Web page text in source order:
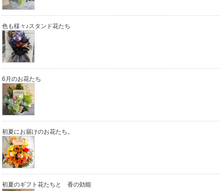
色も様々♪スタンド花たち
6月のお花たち
初夏にお届けのお花たち。
初夏のギフト花たちと 香の効能